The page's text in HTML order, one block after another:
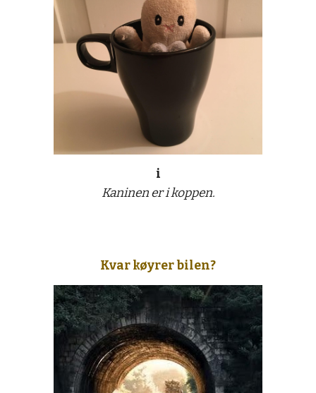
i
Kaninen er i koppen.
Kvar køyrer bilen?